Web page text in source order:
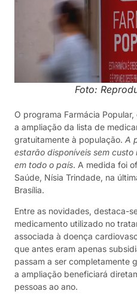
Foto:
O programa Farmácia
a ampliação da lista de
gratuitamente à população. A
estarão disponíveis sem
em todo o país. A medida foi
Saúde, Nísia Trindade, na
Brasília.
Entre as novidades, destaca-
medicamento utilizado no
associada à doença
que antes eram apenas
passam a ser completamente
a ampliação beneficiará
pessoas ao ano.